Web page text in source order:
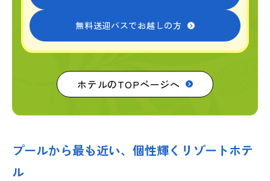
無料送迎バスでお越しの方
ホテルのTOPページへ
プールから最も近い、個性輝くリゾートホテ
ル